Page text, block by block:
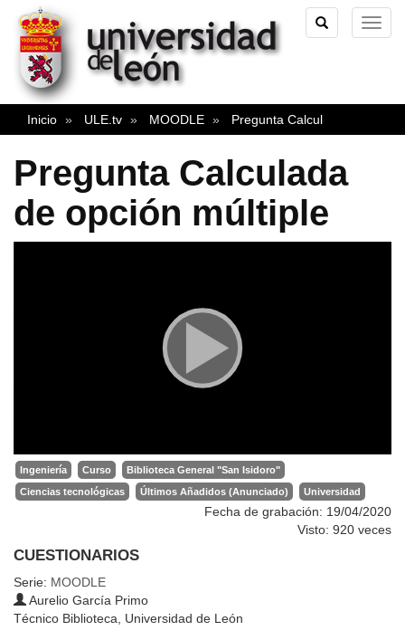
TOGGLE
SEARCH
Inicio ULE.tv MOODLE Pregunta Calcul
Pregunta Calculada
de opción múltiple
Ingeniería Curso
Biblioteca General "San Isidoro"
Ciencias tecnológicas
Últimos Añadidos (Anunciado) Universidad
Fecha de grabación: 19/04/2020
Visto: 920 veces
CUESTIONARIOS
Serie: MOODLE
Aurelio García Primo
Técnico Biblioteca, Universidad de León